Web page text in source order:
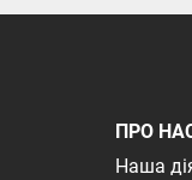
ПРО
Наша